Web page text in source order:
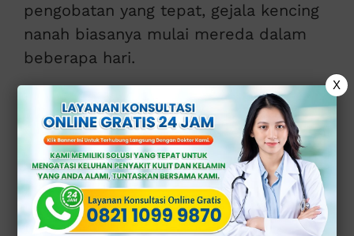
pengobatan yang tepat, gejala kencing
nanah biasanya mulai mereda dalam
beberapa hari.
Namun, penting untuk mencatat bahwa
kesembuhan sepenuhnya memerlukan
waktu yang lebih lama, dan dokter ahli
mungkin merekomendasikan terus
melakukan pengobatan antibiotik
hingga dosis selesai.
X